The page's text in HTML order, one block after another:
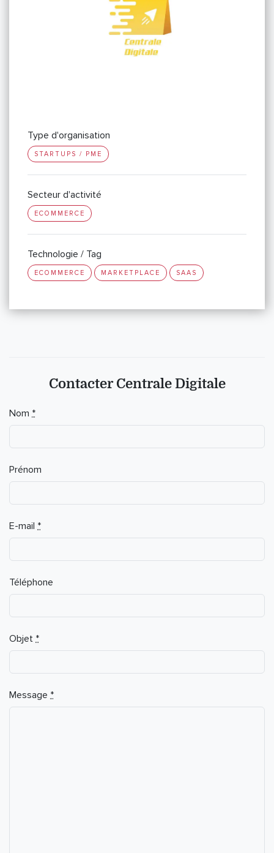
Type d'organisation
STARTUPS / PME
Secteur d'activité
ECOMMERCE
Technologie / Tag
ECOMMERCE MARKETPLACE SAAS
Contacter Centrale Digitale
Nom *
Prénom
E-mail *
Téléphone
Objet *
Message *